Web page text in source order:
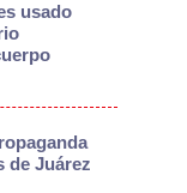
usado
de Juárez